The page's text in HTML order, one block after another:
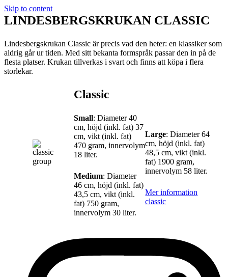
Skip to content
LINDESBERGSKRUKAN CLASSIC
Lindesbergskrukan Classic är precis vad den heter: en klassiker som
aldrig går ur tiden. Med sitt bekanta formspråk passar den in på de
flesta platser. Krukan tillverkas i svart och finns att köpa i flera
storlekar.
Classic
Small: Diameter 40
cm, höjd (inkl. fat) 37
cm, vikt (inkl. fat)
470 gram, innervolym
18 liter.
Medium: Diameter
46 cm, höjd (inkl. fat)
43,5 cm, vikt (inkl.
fat) 750 gram,
innervolym 30 liter.
Large: Diameter 64
cm, höjd (inkl. fat)
48,5 cm, vikt (inkl.
fat) 1900 gram,
innervolym 58 liter.
Mer information
classic